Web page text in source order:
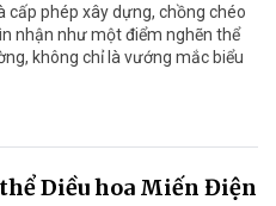
phép xây dựng, chồng chéo
nhận như một điểm nghẽn thể
không chỉ là vướng mắc biểu
Diều hoa Miến Điện